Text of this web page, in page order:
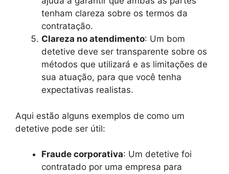
tenham clareza sobre os termos da
contratação.
Clareza no atendimento: Um bom
detetive deve ser transparente sobre os
métodos que utilizará e as limitações de
sua atuação, para que você tenha
expectativas realistas.
Aqui estão alguns exemplos de como um
detetive pode ser útil:
Fraude corporativa: Um detetive foi
contratado por uma empresa para